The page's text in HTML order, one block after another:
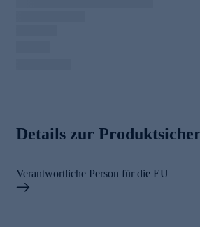
Details zur
Verantwortliche Person für die EU